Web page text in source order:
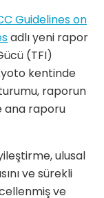
Guidelines on
adlı yeni rapor
(TFI)
kentinde
raporun
ana raporu
ulusal
ve sürekli
ve